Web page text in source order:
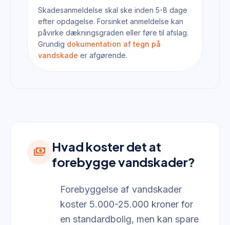
Skadesanmeldelse skal ske inden 5-8 dage
efter opdagelse. Forsinket anmeldelse kan
påvirke dækningsgraden eller føre til afslag.
Grundig dokumentation af tegn på
vandskade er afgørende.
payments Hvad koster det at
forebygge vandskader?
Forebyggelse af vandskader
koster 5.000-25.000 kroner for
en standardbolig, men kan spare